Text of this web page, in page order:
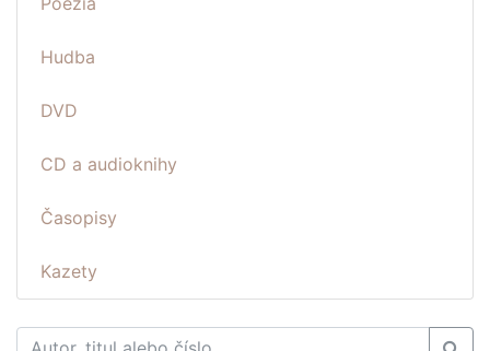
Hudba
DVD
CD a audioknihy
Časopisy
Kazety